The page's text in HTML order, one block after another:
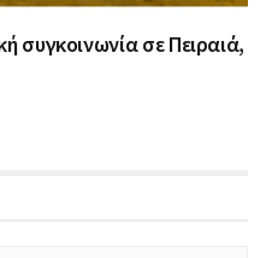
συγκοινωνία σε Πειραιά,